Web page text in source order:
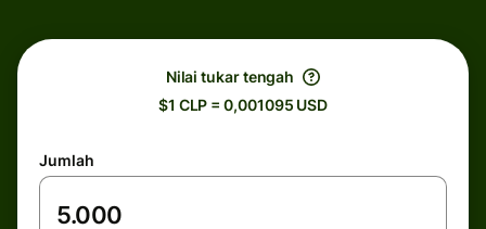
Nilai tukar tengah
$1 CLP = 0,001095 USD
Jumlah